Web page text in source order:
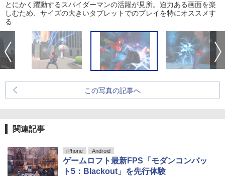
とにかく躍動するスパイダーマンの活躍が見所。迫力ある画面を楽
しむため、サイズの大きいタブレットでのプレイを特にオススメす
る
この写真の記事へ
関連記事
iPhone Android
ゲームロフト最新FPS「モダンコンバッ
ト5：Blackout」を先行体験